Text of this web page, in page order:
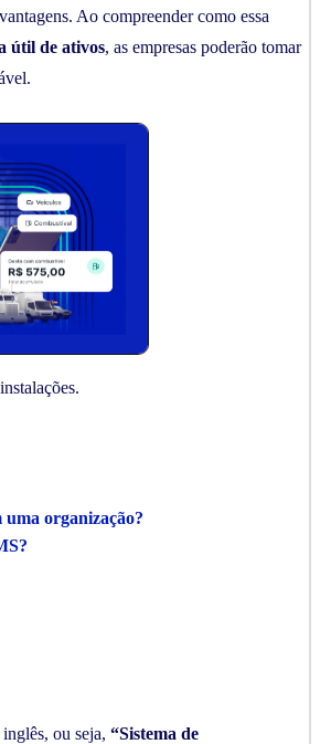
Ao compreender como essa
útil de ativos, as empresas poderão tomar
organização?
inglês, ou seja, “Sistema de